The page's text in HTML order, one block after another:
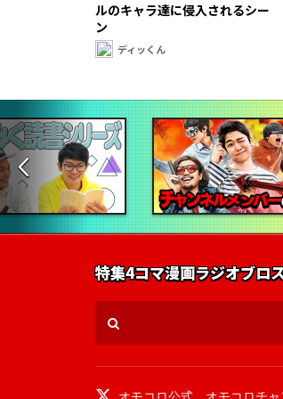
ルのキャラ達に侵入されるシー
ン
ディッくん
特集4コマ漫画ラジオブロ
オモコロ公式 オモコロチ